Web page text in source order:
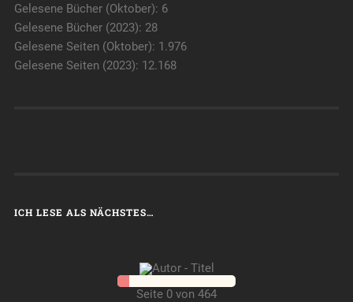
Gelesene Bücher (Oktober): 6
Gelesene Bücher (2023): 28
Gelesene Seiten (Oktober): 1.976
Gelesene Seiten (2023): 12.168
ICH LESE ALS NÄCHSTES…
Seite 0 von 464